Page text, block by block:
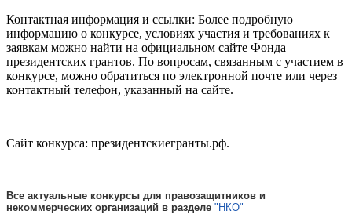
Контактная информация и ссылки: Более подробную
информацию о конкурсе, условиях участия и требованиях к
заявкам можно найти на официальном сайте Фонда
президентских грантов. По вопросам, связанным с участием в
конкурсе, можно обратиться по электронной почте или через
контактный телефон, указанный на сайте.
Сайт конкурса: президентскиегранты.рф.
Все актуальные конкурсы для правозащитников и
некоммерческих организаций в разделе "НКО"